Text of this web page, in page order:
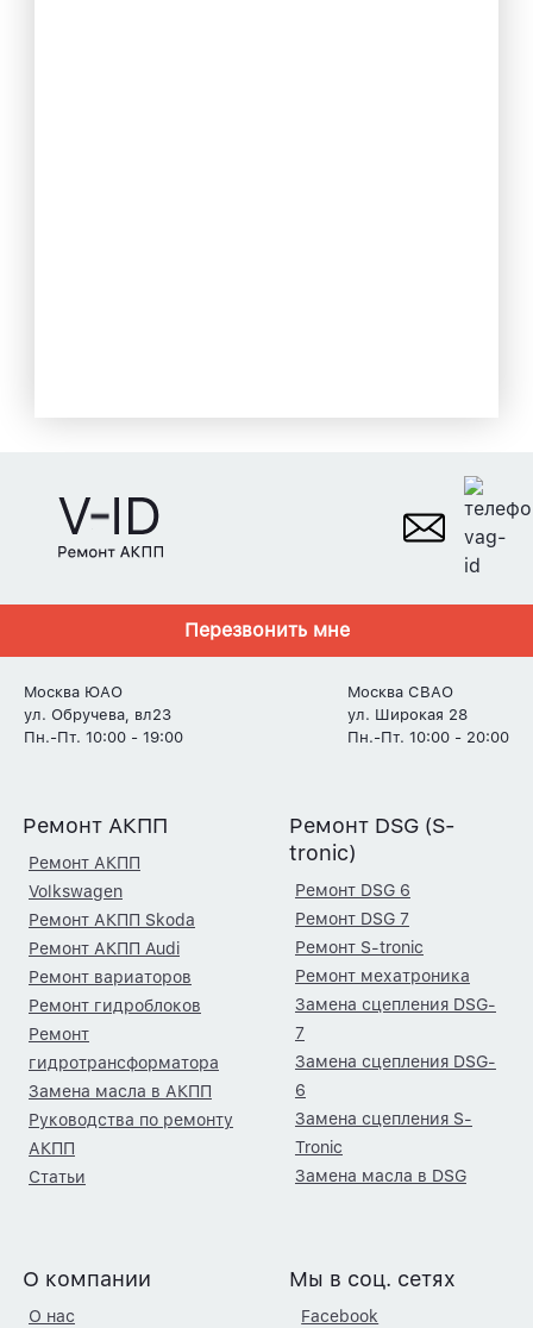
Перезвонить мне
Москва ЮАО
ул. Обручева, вл23
Пн.-Пт. 10:00 - 19:00
Москва СВАО
ул. Широкая 28
Пн.-Пт. 10:00 - 20:00
Ремонт АКПП
Ремонт АКПП
Volkswagen
Ремонт АКПП Skoda
Ремонт АКПП Audi
Ремонт вариаторов
Ремонт гидроблоков
Ремонт
гидротрансформатора
Замена масла в АКПП
Руководства по ремонту
АКПП
Статьи
Ремонт DSG (S-
tronic)
Ремонт DSG 6
Ремонт DSG 7
Ремонт S-tronic
Ремонт мехатроника
Замена сцепления DSG-
7
Замена сцепления DSG-
6
Замена сцепления S-
Tronic
Замена масла в DSG
О компании
О нас
Мы в соц. сетях
Facebook